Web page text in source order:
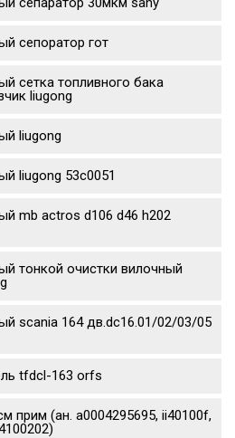
сепоратор гот
сетка топливного бака
liugong
liugong
liugong 53c0051
mb actros d106 d46 h202
тонкой очистки вилочный
scania 164 дв.dc16.01/02/03/05
tfdcl-163 orfs
прим (ан. a0004295695, ii40100f,